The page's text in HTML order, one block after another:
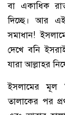
বা একাধিক
দিচ্ছে। আর এই
সমাধান!
দেখে বনি
যারা আল্লাহর
ইসলামের মূল
তালাকের পর